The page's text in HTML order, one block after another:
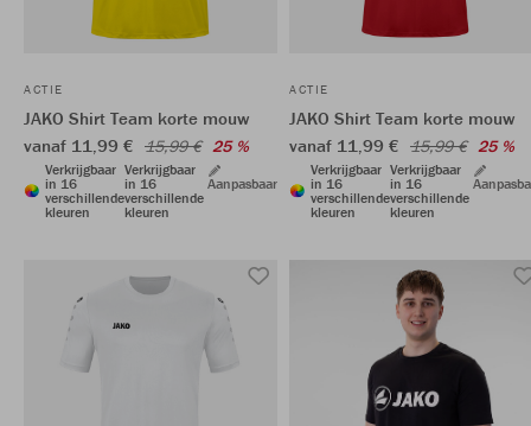
ACTIE
JAKO Shirt Team korte mouw
vanaf 11,99 € 15,99 € 25 %
Verkrijgbaar
in 16
verschillende
kleuren
Verkrijgbaar
in 16
verschillende
kleuren
Aanpasbaar
ACTIE
JAKO Shirt Team korte mouw
vanaf 11,99 € 15,99 € 25 %
Verkrijgbaar
in 16
verschillende
kleuren
Verkrijgbaar
in 16
verschillende
kleuren